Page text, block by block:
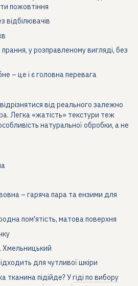
пожовтіння
відбілювачів
у розправленому вигляді, без
– це і є головна перевага
від реального залежно
Легка «жатість» текстури теж
натуральної обробки, а не
– гаряча пара та ензими для
пом'ятість, матова поверхня
Хмельницький
для чутливої шкіри
тканина підійде? Угіді по вибору